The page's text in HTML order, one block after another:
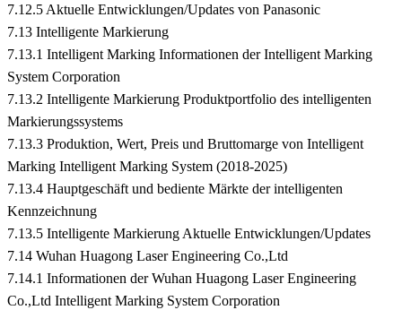
7.12.5 Aktuelle Entwicklungen/Updates von Panasonic
7.13 Intelligente Markierung
7.13.1 Intelligent Marking Informationen der Intelligent Marking
System Corporation
7.13.2 Intelligente Markierung Produktportfolio des intelligenten
Markierungssystems
7.13.3 Produktion, Wert, Preis und Bruttomarge von Intelligent
Marking Intelligent Marking System (2018-2025)
7.13.4 Hauptgeschäft und bediente Märkte der intelligenten
Kennzeichnung
7.13.5 Intelligente Markierung Aktuelle Entwicklungen/Updates
7.14 Wuhan Huagong Laser Engineering Co.,Ltd
7.14.1 Informationen der Wuhan Huagong Laser Engineering
Co.,Ltd Intelligent Marking System Corporation